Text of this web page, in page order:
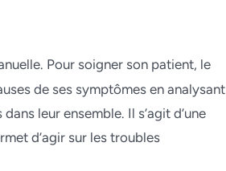
Pour soigner son patient, le
de ses symptômes en analysant
leur ensemble. Il s’agit d’une
d’agir sur les troubles